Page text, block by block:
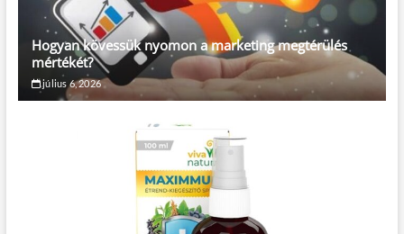
Hogyan kövessük nyomon a marketing megtérülés
mértékét?
július 6, 2026